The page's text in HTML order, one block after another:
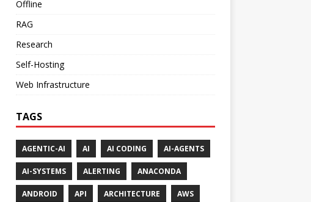
Offline
RAG
Research
Self-Hosting
Web Infrastructure
TAGS
AGENTIC-AI AI AI CODING AI-AGENTS
AI-SYSTEMS ALERTING ANACONDA
ANDROID API ARCHITECTURE AWS